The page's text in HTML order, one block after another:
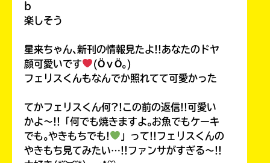
b
楽しそう
星来ちゃん､新刊の情報見たよ!!あなたのドヤ
顔可愛いです
(ӦｖӦ｡)
フェリスくんもなんでか照れてて可愛かった
てかフェリスくん何?!この前の返信!!可愛い
かよ〜!!「何でも焼きますよ｡お魚でもケーキ
でも｡やきもちでも!
」って!!フェリスくんの
やきもち見てみたい…!!ファンサがすぎる〜!!